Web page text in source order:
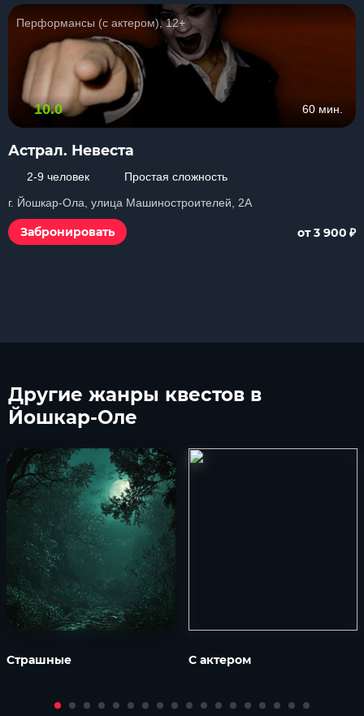
Перформансы (с актером), 12+
10.0 60 мин.
Астрал. Невеста
2-9 человек
Простая сложность
г. Йошкар-Ола, улица Машиностроителей, 2А
Забронировать от 3 900 ₽
Другие жанры квестов в
Йошкар-Оле
Страшные С актером